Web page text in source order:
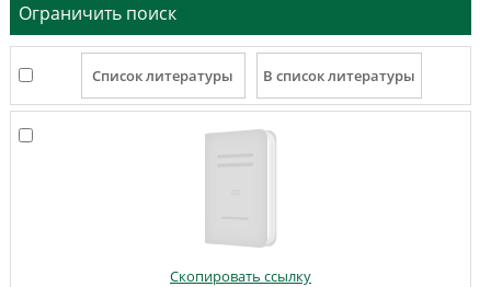
Ограничить поиск
Скопировать ссылку